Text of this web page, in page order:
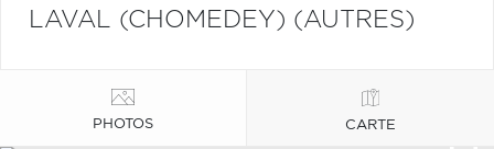
LAVAL (CHOMEDEY) (AUTRES)
PHOTOS CARTE